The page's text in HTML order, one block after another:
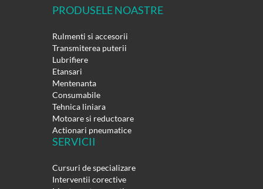
PRODUSELE NOASTRE
Rulmenti si accesorii
Transmiterea puterii
Lubrifiere
Etansari
Mentenanta
Consumabile
Tehnica liniara
Motoare si reductoare
Actionari pneumatice
SERVICII
Cursuri de specializare
Interventii corective